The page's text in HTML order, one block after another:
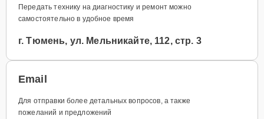
Передать технику на диагностику и ремонт можно
самостоятельно в удобное время
г. Тюмень, ул. Мельникайте, 112, стр. 3
Email
Для отправки более детальных вопросов, а также
пожеланий и предложений